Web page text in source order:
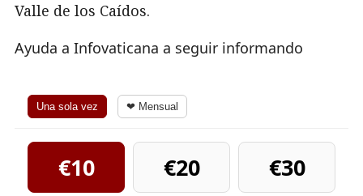
Valle de los Caídos.
Ayuda a Infovaticana a seguir informando
Una sola vez ❤ Mensual
€10 €20
€30